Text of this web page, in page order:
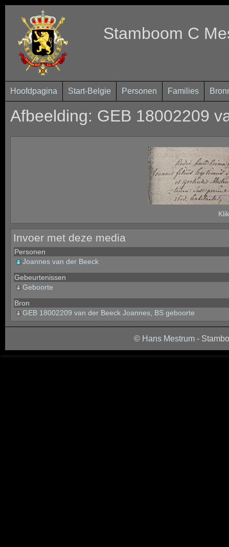
Stamboom C
Hoofdpagina Start-Belgie Personen Families
Afbeelding: GEB 18002209
Invoer met deze media
Personen
Joannes van der Beeck
Gebeurtenissen
Geboorte
Bron
GEB 18002209 van der Beeck Joannes, BS geboorte
© Hans Mestrum -